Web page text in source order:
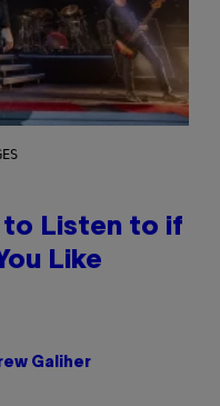
to Listen to if
Like
Galiher